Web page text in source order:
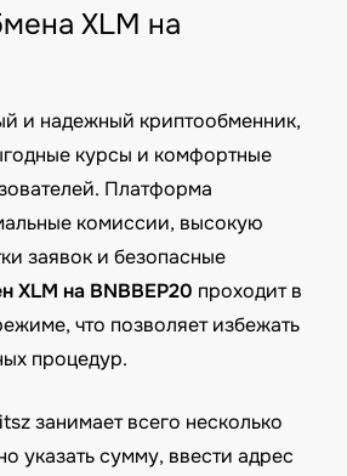
XLM на
и надежный криптообменник,
курсы и комфортные
Платформа
комиссии, высокую
заявок и безопасные
XLM на BNBBEP20 проходит в
что позволяет избежать
процедур.
занимает всего несколько
указать сумму, ввести адрес